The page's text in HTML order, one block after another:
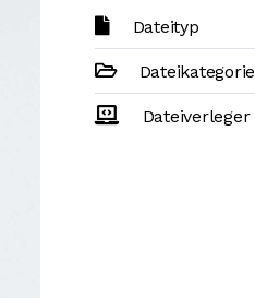
Dateityp
Dateikategorie
Dateiverleger